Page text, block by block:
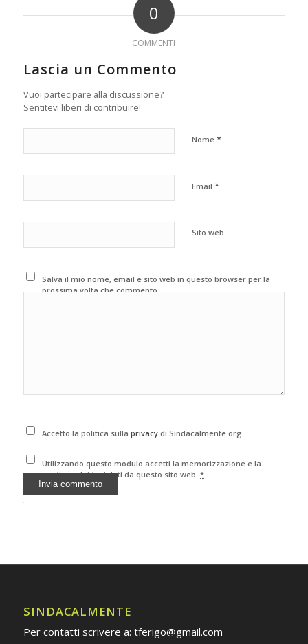
0
COMMENTI
Lascia un Commento
Vuoi partecipare alla discussione?
Sentitevi liberi di contribuire!
Nome *
Email *
Sito web
Salva il mio nome, email e sito web in questo browser per la
prossima volta che commento.
Accetto la politica sullaprivacydi Sindacalmente.org
Utilizzando questo modulo accetti la memorizzazione e la
gestione dei tuoi dati da questo sito web.*
SINDACALMENTE
Per contatti scrivere a: tferigo@gmail.com